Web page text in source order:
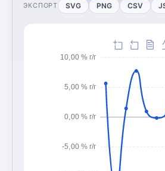
ЭКСПОРТ SVG PNG CSV
-5,00 % г/г
0,00 % г/г
5,00 % г/г
10,00 % г/г